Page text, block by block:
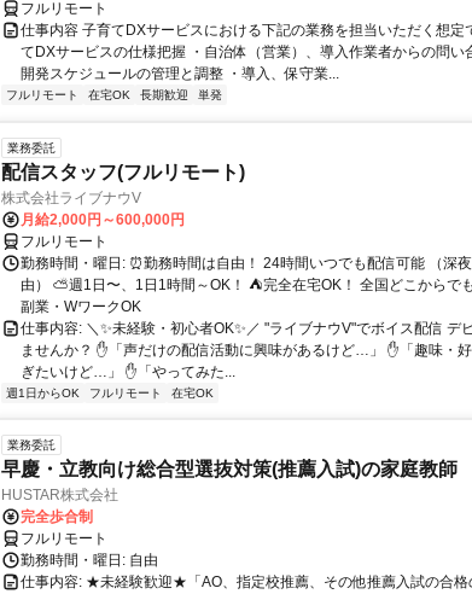
フルリモート
仕事内容 子育てDXサービスにおける下記の業務を担当いただく想定
てDXサービスの仕様把握 ・自治体（営業）、導入作業者からの問い
開発スケジュールの管理と調整 ・導入、保守業...
フルリモート 在宅OK 長期歓迎 単発
業務委託
配信スタッフ(フルリモート)
株式会社ライブナウV
月給2,000円～600,000円
フルリモート
勤務時間・曜日: ⏰勤務時間は自由！ 24時間いつでも配信可能 （深
由） ⛅週1日〜、1日1時間～OK！ ⛺完全在宅OK！ 全国どこからで
副業・WワークOK
仕事内容: ＼✨未経験・初心者OK✨／ "ライブナウV"でボイス配信 デ
ませんか？ ✋「声だけの配信活動に興味があるけど…」 ✋「趣味・
ぎたいけど…」 ✋「やってみた...
週1日からOK フルリモート 在宅OK
業務委託
早慶・立教向け総合型選抜対策(推薦入試)の家庭教師
HUSTAR株式会社
完全歩合制
フルリモート
勤務時間・曜日: 自由
仕事内容: ★未経験歓迎★「AO、指定校推薦、その他推薦入試の合格